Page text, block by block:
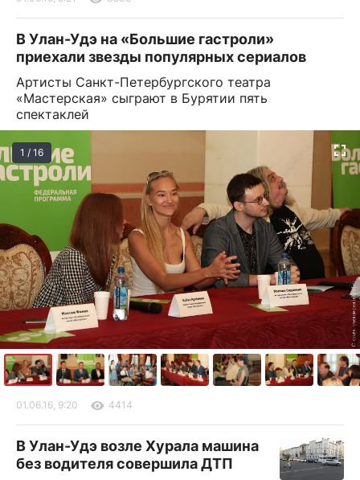
В Улан-Удэ на «Большие гастроли»
приехали звезды популярных сериалов
Артисты Санкт-Петербургского театра
«Мастерская» сыграют в Бурятии пять
спектаклей
1 / 16
01.06.16, 9:20 4414
В Улан-Удэ возле Хурала машина
без водителя совершила ДТП